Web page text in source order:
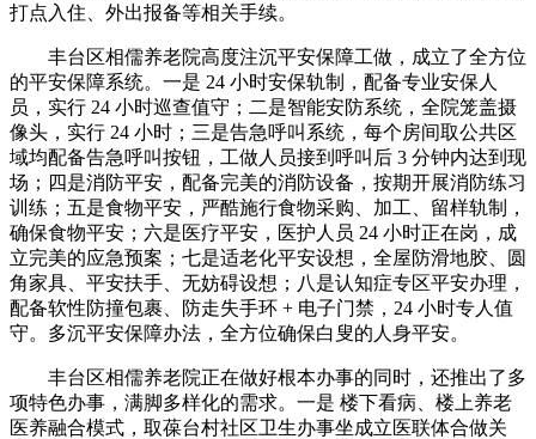
打点入住、外出报备等相关手续。
丰台区相儒养老院高度注沉平安保障工做，成立了全方位
的平安保障系统。一是 24 小时安保轨制，配备专业安保人
员，实行 24 小时巡查值守；二是智能安防系统，全院笼盖摄
像头，实行 24 小时；三是告急呼叫系统，每个房间取公共区
域均配备告急呼叫按钮，工做人员接到呼叫后 3 分钟内达到现
场；四是消防平安，配备完美的消防设备，按期开展消防练习
训练；五是食物平安，严酷施行食物采购、加工、留样轨制，
确保食物平安；六是医疗平安，医护人员 24 小时正在岗，成
立完美的应急预案；七是适老化平安设想，全屋防滑地胶、圆
角家具、平安扶手、无妨碍设想；八是认知症专区平安办理，
配备软性防撞包裹、防走失手环 + 电子门禁，24 小时专人值
守。多沉平安保障办法，全方位确保白叟的人身平安。
丰台区相儒养老院正在做好根本办事的同时，还推出了多
项特色办事，满脚多样化的需求。一是 楼下看病、楼上养老
医养融合模式，取葆台村社区卫生办事坐成立医联体合做关